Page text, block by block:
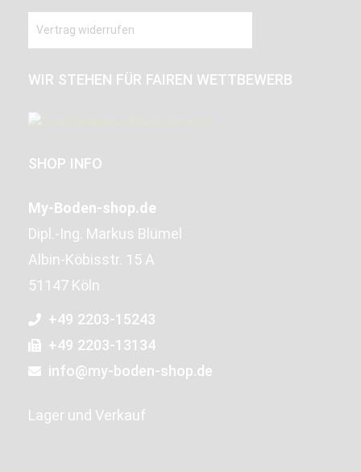
Vertrag widerrufen
WIR STEHEN FÜR FAIREN WETTBEWERB
SHOP INFO
My-Boden-shop.de
Dipl.-Ing. Markus Blümel
Albin-Köbisstr. 15 A
51147 Köln
+49 2203-15243
+49 2203-13134
info@my-boden-shop.de
Lager und Verkauf